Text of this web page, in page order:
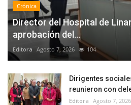
Crónica
Director del Hospital de
aprobación del...
Editora Agosto 7, 2026 104
Dirigentes
reunieron con
Editora Agosto 7, 2026